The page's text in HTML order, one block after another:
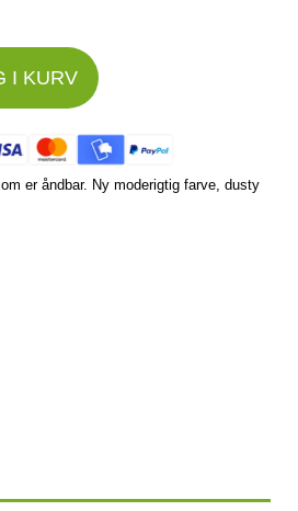
I KURV
er åndbar. Ny moderigtig farve, dusty